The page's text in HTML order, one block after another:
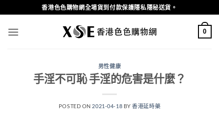
to
content
香港色色購物網全場貨到付款保護隱私隱秘送貨。
0
男性健康
手淫不可恥 手淫的危害是什麼？
POSTED ON 2021-04-18 BY香港延時藥